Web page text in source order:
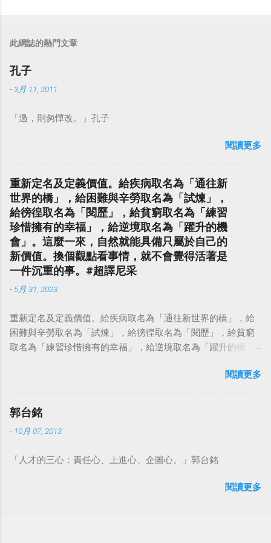
此網誌的熱門文章
孔子
-3月 11, 2011
「過，則匆憚改。」孔子
閱讀更多
重新定名及定義價值。給疾病取名為「通往新
世界的橋」，給困難與辛勞取名為「試煉」，
給徬徨取名為「閱歷」，給貧窮取名為「練習
珍惜擁有的幸福」，給逆境取名為「躍升的機
會」。這麼一來，自然就能具備只屬於自己的
新價值。換個觀點看事情，就不會覺得活著是
一件沉重的事。#超譯尼采
- 5月 31, 2023
重新定名及定義價值。給疾病取名為「通往新世界的橋」，給
困難與辛勞取名為「試煉」，給徬徨取名為「閱歷」，給貧窮
取名為「練習珍惜擁有的幸福」，給逆境取名為「躍升的機
點看事情，就不會覺得活著是一件沉重的事。#超譯尼采 — 中
華名言 - Chinese Quotes (@chinese_quotes) May 23, 2023
閱讀更多
郭台銘
- 10月 07, 2013
「人才的三心：責任心、上進心、企圖心。」郭台銘
閱讀更多